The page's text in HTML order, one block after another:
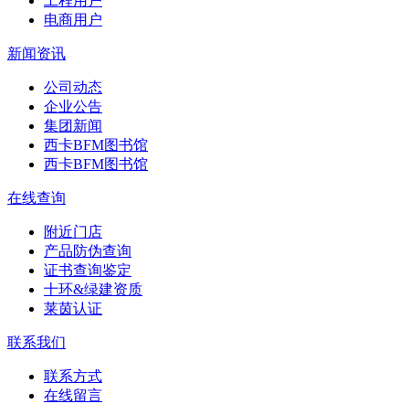
电商用户
新闻资讯
公司动态
企业公告
集团新闻
西卡BFM图书馆
西卡BFM图书馆
在线查询
附近门店
产品防伪查询
证书查询鉴定
十环&绿建资质
莱茵认证
联系我们
联系方式
在线留言